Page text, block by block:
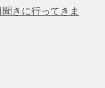
きに行ってきま